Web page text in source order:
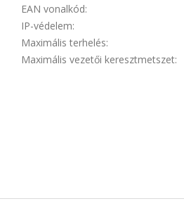
EAN vonalkód:
IP-védelem:
Maximális terhelés:
Maximális vezetői keresztmetszet: